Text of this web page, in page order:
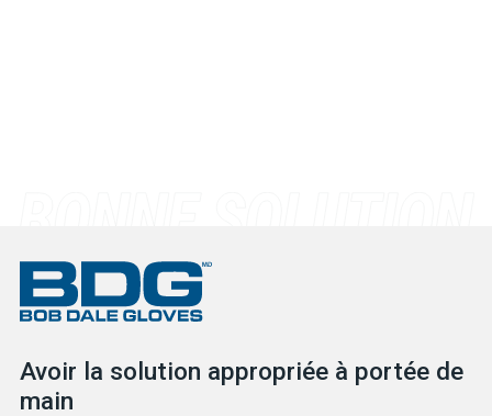
Avoir la solution appropriée à portée de
main